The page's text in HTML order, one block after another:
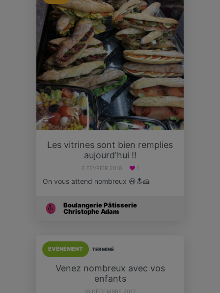
Les vitrines sont bien remplies
aujourd'hui !!
6 FÉVRIER 2018 1
On vous attend nombreux 😃🔝🍰
Boulangerie Pâtisserie
Christophe Adam
TERMINÉ
EVÉNÉMENT
Venez nombreux avec vos
enfants
18 DÉCEMBRE 2017